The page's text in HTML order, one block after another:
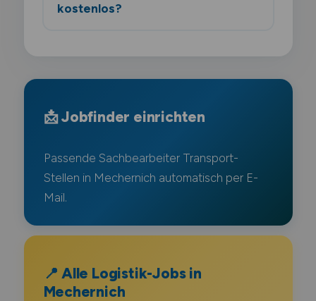
kostenlos?
📩 Jobfinder einrichten
Passende Sachbearbeiter Transport-
Stellen in Mechernich automatisch per E-
Mail.
📍 Alle Logistik-Jobs in
Mechernich